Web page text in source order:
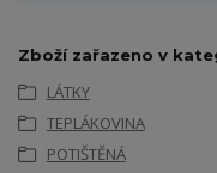
Zboží zařazeno v
LÁTKY
TEPLÁKOVINA
POTIŠTĚNÁ